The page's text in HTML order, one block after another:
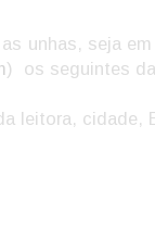
unhas, seja
) os seguintes
leitora, cidade,